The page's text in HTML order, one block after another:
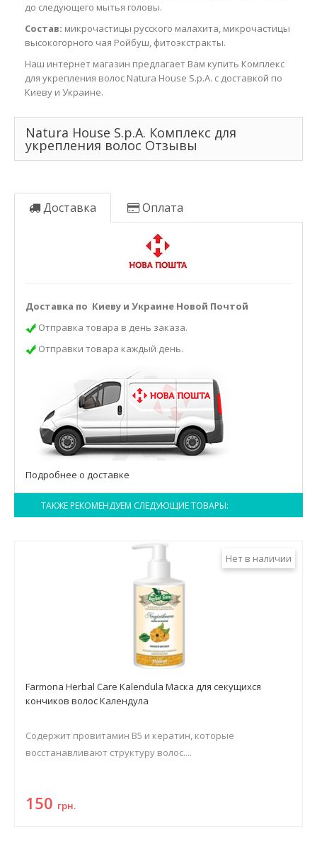
до следующего мытья головы.
Состав: микрочастицы русского малахита, микрочастицы
высокогорного чая Ройбуш, фитоэкстракты.
Наш интернет магазин предлагает Вам купить Комплекс
для укрепления волос Natura House S.p.A. с доставкой по
Киеву и Украине.
Natura House S.p.A. Комплекс для
укрепления волос Отзывы
Доставка Оплата
Доставка по Киеву и Украине Новой Почтой
Отправка товара в день заказа.
Отправки товара каждый день.
Подробнее о доставке
ТАКЖЕ РЕКОМЕНДУЕМ СЛЕДУЮЩИЕ ТОВАРЫ:
Нет в наличии
Farmona Herbal Care Kalendula Маска для секущихся
кончиков волос Календула
Содержит провитамин В5 и кератин, которые
восстанавливают структуру волос....
150 грн.